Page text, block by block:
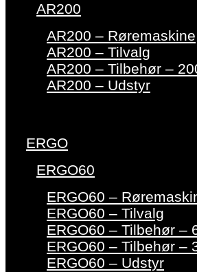
AR200
AR200 – Røremaskine
AR200 – Tilvalg
AR200 – Tilbehør –
AR200 – Udstyr
ERGO
ERGO60
ERGO60 –
ERGO60 – Tilvalg
ERGO60 – Tilbehør –
ERGO60 – Tilbehør –
ERGO60 – Udstyr